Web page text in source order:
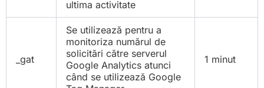
ultima activitate
_gat
Se utilizează pentru a
monitoriza numărul de
solicitări către serverul
Google Analytics atunci
când se utilizează Google
1 minut